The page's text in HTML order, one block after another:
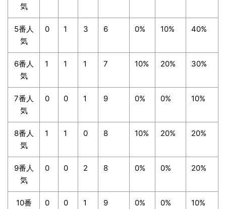
気
5番人
気
0 1 3 6 0% 10% 40%
6番人
気
1 1 1 7 10% 20% 30%
7番人
気
0 0 1 9 0% 0% 10%
8番人
気
1 1 0 8 10% 20% 20%
9番人
気
0 0 2 8 0% 0% 20%
10番
0 0 1 9 0% 0% 10%